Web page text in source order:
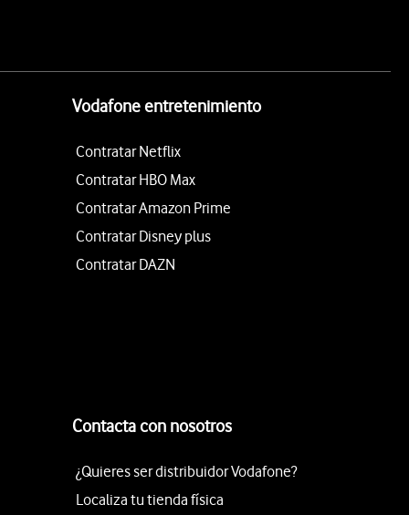
Vodafone entretenimiento
Contratar Netflix
Contratar HBO Max
Contratar Amazon Prime
Contratar Disney plus
Contratar DAZN
Contacta con nosotros
¿Quieres ser distribuidor Vodafone?
Localiza tu tienda física